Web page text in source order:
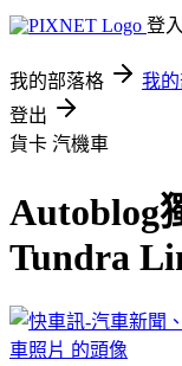
登入
我的部落格 我
登出
貨卡 汽機車
Autoblog
Tundra